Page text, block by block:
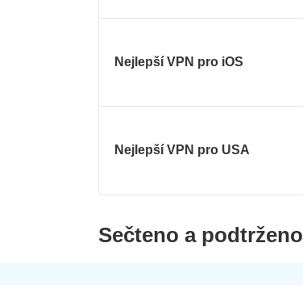
Nejlepší VPN pro iOS
Nejlepší VPN pro USA
Sečteno a podtrženo